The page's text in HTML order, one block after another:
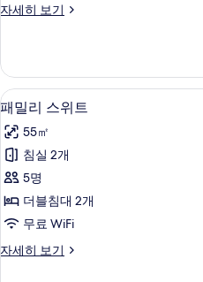
보
자세히 보기
패
자
세
히
보
기
패
밀
리
스
위
트
진
14
패밀리 스위트
55㎡
침실 2개
5명
더블침대 2개
무료 WiFi
자세히 보기
패